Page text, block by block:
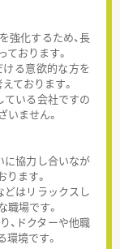
強化するため、長
おります。
る意欲的な方を
ております。
ている会社ですの
いません。
に協力し合いなが
ます。
どはリラックスし
場です。
、ドクターや他職
境です。